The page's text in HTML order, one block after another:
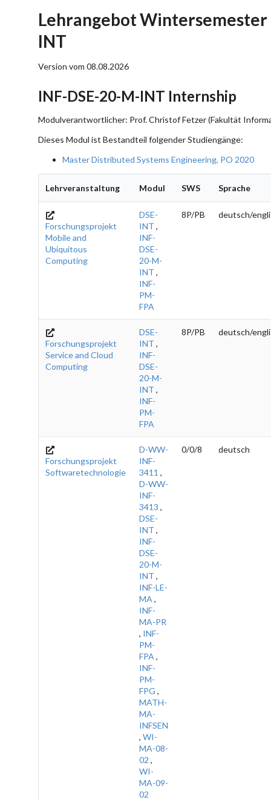
Lehrangebot Wintersemester
INT
Version vom 08.08.2026
INF-DSE-20-M-INT Internship
Modulverantwortlicher: Prof. Christof Fetzer (Fakultät
Dieses Modul ist Bestandteil folgender Studiengänge:
Master Distributed Systems Engineering, PO 2020
Lehrveranstaltung Modul SWS Sprache
Forschungsprojekt
Mobile and
Ubiquitous
Computing
DSE-
INT ,
INF-
DSE-
20-M-
INT ,
INF-
PM-
FPA
8P/PB deutsch/
Forschungsprojekt
Service and Cloud
Computing
DSE-
INT ,
INF-
DSE-
20-M-
INT ,
INF-
PM-
FPA
8P/PB deutsch/
Forschungsprojekt
Softwaretechnologie
D-WW-
INF-
3411 ,
D-WW-
INF-
3413 ,
DSE-
INT ,
INF-
DSE-
20-M-
INT ,
INF-LE-
MA ,
INF-
MA-PR
, INF-
PM-
FPA ,
INF-
PM-
FPG ,
MATH-
MA-
INFSEN
, WI-
MA-08-
02 ,
WI-
MA-09-
02
0/0/8 deutsch